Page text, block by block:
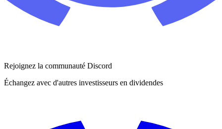
Rejoignez la communauté Discord
Échangez avec d'autres investisseurs en dividendes